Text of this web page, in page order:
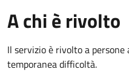
A chi è rivolto
Il servizio è rivolto a
temporanea difficoltà.